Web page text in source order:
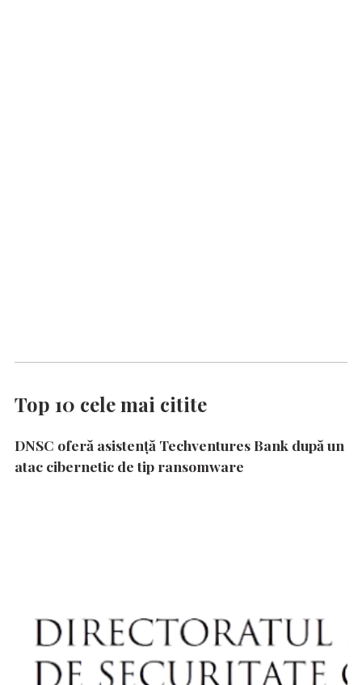
Top 10 cele mai citite
DNSC oferă asistență Techventures Bank după un
atac cibernetic de tip ransomware